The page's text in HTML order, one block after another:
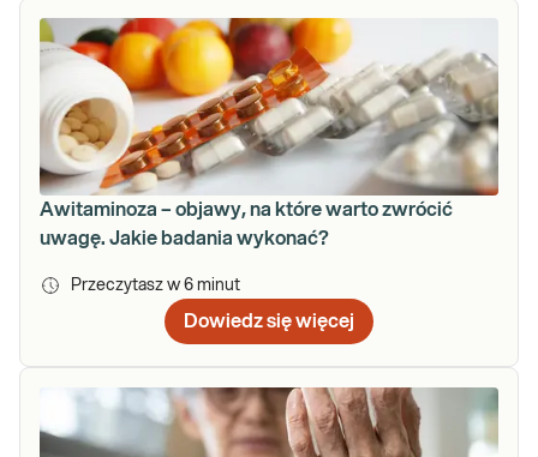
Awitaminoza – objawy, na które warto zwrócić
uwagę. Jakie badania wykonać?
Przeczytasz w 6 minut
Dowiedz się więcej